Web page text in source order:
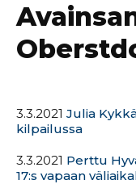
3.3.2021 Julia
kilpailussa
3.3.2021 Perttu
17:s vapaan